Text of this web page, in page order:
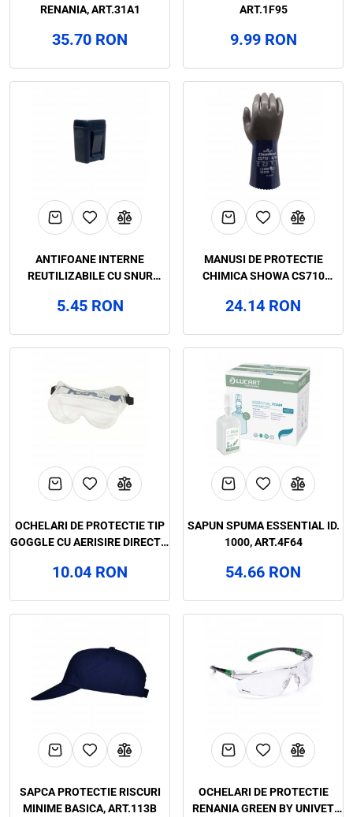
RENANIA, ART.31A1
35.70 RON
ART.1F95
9.99 RON
ANTIFOANE INTERNE
REUTILIZABILE CU SNUR
66D8
5.45 RON
MANUSI DE PROTECTIE
CHIMICA SHOWA CS710
24.14 RON
OCHELARI DE PROTECTIE TIP
GOGGLE CU AERISIRE DIRECTA,
10.04 RON
SAPUN SPUMA ESSENTIAL ID.
1000, ART.4F64
54.66 RON
SAPCA PROTECTIE RISCURI
MINIME BASICA, ART.113B
OCHELARI DE PROTECTIE
RENANIA GREEN BY UNIVET